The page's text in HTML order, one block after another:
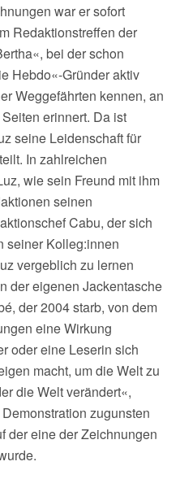
war er sofort
Redaktionstreffen der
bei der schon
Hebdo«-Gründer aktiv
Weggefährten kennen, an
erinnert. Da ist
seine Leidenschaft für
In zahlreichen
wie sein Freund mit ihm
seinen
Cabu, der sich
seiner Kolleg:innen
vergeblich zu lernen
der eigenen Jackentasche
der 2004 starb, von dem
eine Wirkung
oder eine Leserin sich
macht, um die Welt zu
die Welt verändert«,
zugunsten
der eine der Zeichnungen